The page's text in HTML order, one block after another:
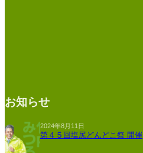
お知らせ
2024年8月11日
第４５回塩尻どんどこ祭 開催